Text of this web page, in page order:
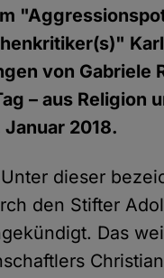
von Gabriele
– aus Religion
2018.
dieser
den Stifter
Das